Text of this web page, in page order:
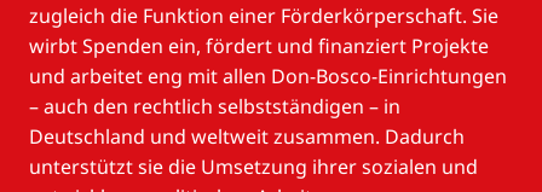
zugleich die Funktion einer Förderkörperschaft. Sie
wirbt Spenden ein, fördert und finanziert Projekte
und arbeitet eng mit allen Don-Bosco-Einrichtungen
– auch den rechtlich selbstständigen – in
Deutschland und weltweit zusammen. Dadurch
unterstützt sie die Umsetzung ihrer sozialen und